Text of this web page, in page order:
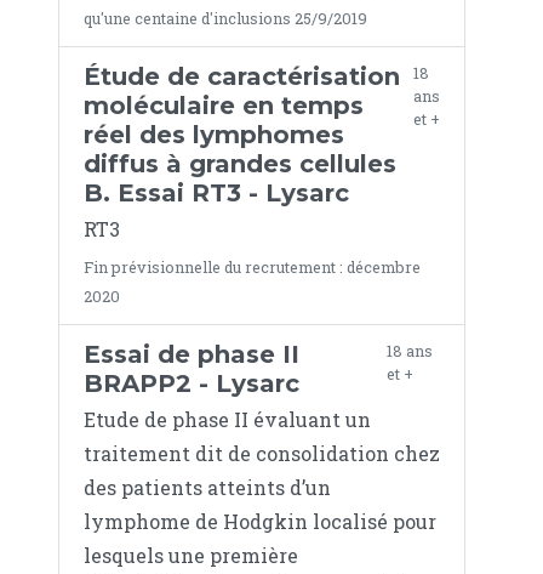
qu'une centaine d'inclusions 25/9/2019
Étude de caractérisation
moléculaire en temps
réel des lymphomes
diffus à grandes cellules
B. Essai RT3 - Lysarc
18
ans
et +
RT3
Fin prévisionnelle du recrutement : décembre
2020
Essai de phase II
BRAPP2 - Lysarc
18 ans
et +
Etude de phase II évaluant un
traitement dit de consolidation chez
des patients atteints d’un
lymphome de Hodgkin localisé pour
lesquels une première